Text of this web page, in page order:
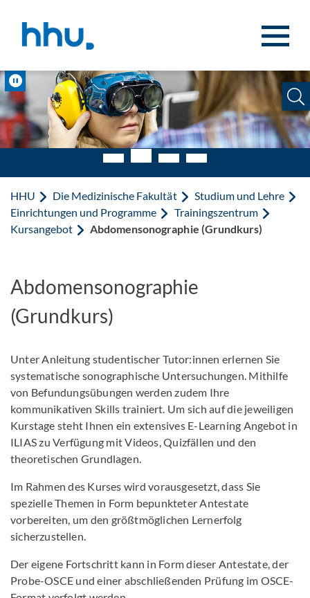
Pause
HHU Die Medizinische Fakultät
Studium und Lehre
Einrichtungen und Programme
Trainingszentrum
Kursangebot
Abdomensonographie (Grundkurs)
Abdomensonographie
(Grundkurs)
Unter Anleitung studentischer Tutor:innen erlernen Sie
systematische sonographische Untersuchungen. Mithilfe
von Befundungsübungen werden zudem Ihre
kommunikativen Skills trainiert. Um sich auf die jeweiligen
Kurstage steht Ihnen ein extensives E-Learning Angebot in
ILIAS zu Verfügung mit Videos, Quizfällen und den
theoretischen Grundlagen.
Im Rahmen des Kurses wird vorausgesetzt, dass Sie
spezielle Themen in Form bepunkteter Antestate
vorbereiten, um den größtmöglichen Lernerfolg
sicherzustellen.
Der eigene Fortschritt kann in Form dieser Antestate, der
Probe-OSCE und einer abschließenden Prüfung im OSCE-